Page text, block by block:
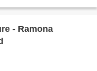
- Ramona